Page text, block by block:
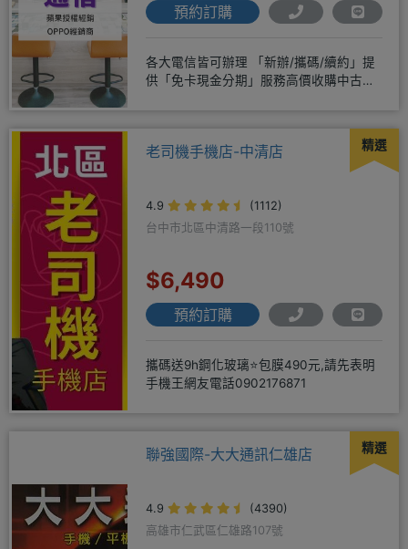
預約訂購
各大電信皆可辦理 「新辦/攜碼/續約」提
供「免卡現金分期」服務高價收購中古機
精選
老司機手機店-中清店
4.9
(1112)
台中市北區中清路一段110號
$6,490
預約訂購
攜碼送9h鋼化玻璃⭐包膜490元,請先表明
手機王網友電話0902176871
精選
聯強國際-大大通訊仁雄店
4.9
(4390)
高雄市仁武區仁雄路107號